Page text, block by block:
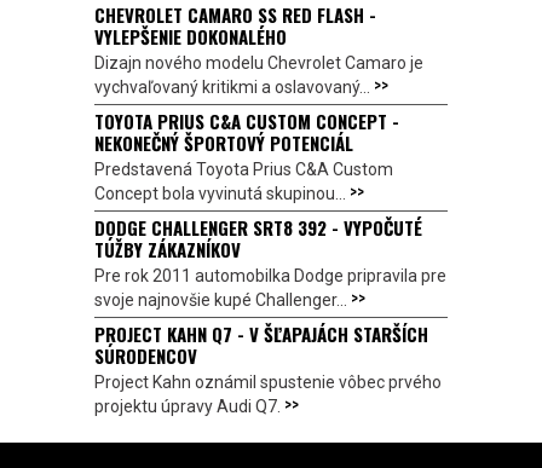
CHEVROLET CAMARO SS RED FLASH -
VYLEPŠENIE DOKONALÉHO
Dizajn nového modelu Chevrolet Camaro je
vychvaľovaný kritikmi a oslavovaný... >>
TOYOTA PRIUS C&A CUSTOM CONCEPT -
NEKONEČNÝ ŠPORTOVÝ POTENCIÁL
Predstavená Toyota Prius C&A Custom
Concept bola vyvinutá skupinou... >>
DODGE CHALLENGER SRT8 392 - VYPOČUTÉ
TÚŽBY ZÁKAZNÍKOV
Pre rok 2011 automobilka Dodge pripravila pre
svoje najnovšie kupé Challenger... >>
PROJECT KAHN Q7 - V ŠĽAPAJÁCH STARŠÍCH
SÚRODENCOV
Project Kahn oznámil spustenie vôbec prvého
projektu úpravy Audi Q7. >>